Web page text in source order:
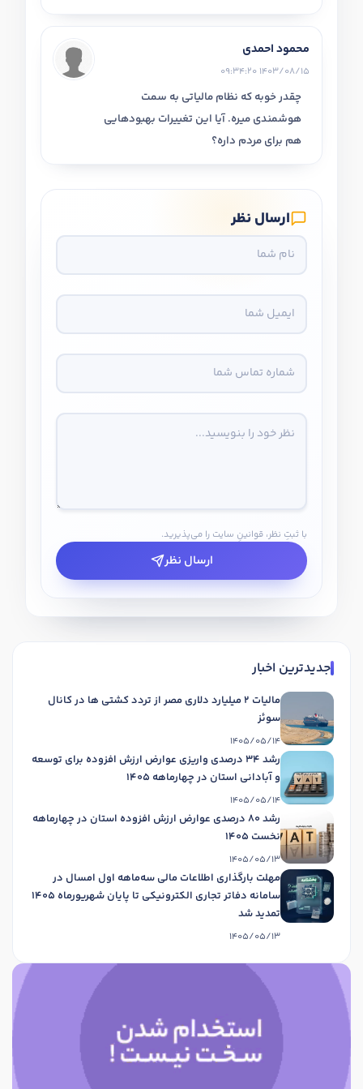
محمود احمدی
1403/08/15 09:34:20
چقدر خوبه که نظام مالیاتی به سمت
هوشمندی میره. آیا این تغییرات بهبودهایی
هم برای مردم داره؟
ارسال نظر
با ثبتِ نظر، قوانینِ سایت را می‌پذیرید.
ارسال نظر
جدیدترین اخبار
مالیات 2 میلیارد دلاری مصر از تردد کشتی ها در کانال
سوئز
1405/05/14
رشد 34 درصدی واریزی عوارض ارزش افزوده برای توسعه
و آبادانی استان در چهارماهه 1405
1405/05/14
رشد 80 درصدی عوارض ارزش افزوده استان در چهارماهه
نخست 1405
1405/05/13
مهلت بارگذاری اطلاعات مالی سه‌ماهه اول امسال در
سامانه دفاتر تجاری الکترونیکی تا پایان شهریورماه 1405
تمدید شد
1405/05/13